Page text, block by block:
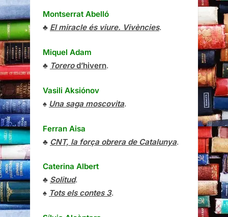
Montserrat Abelló
♣ El miracle és viure. Vivències.
Miquel Adam
♣ Torerod’hivern.
Vasili Aksiónov
♠ Una saga moscovita.
Ferran Aisa
♣ CNT, la força obrera de Catalunya.
Caterina Albert
♣ Solitud.
♠ Tots els contes 3.